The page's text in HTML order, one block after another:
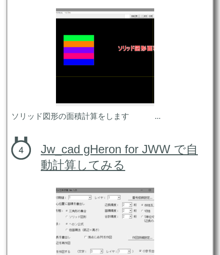
ソリッド図形の面積計算をします ...
Jw_cad gHeron for JWW で自
動計算してみる